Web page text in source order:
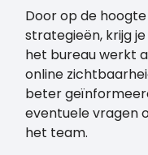
Door op de
strategieën, krijg
het bureau werkt
online
beter
eventuele vragen
het team.